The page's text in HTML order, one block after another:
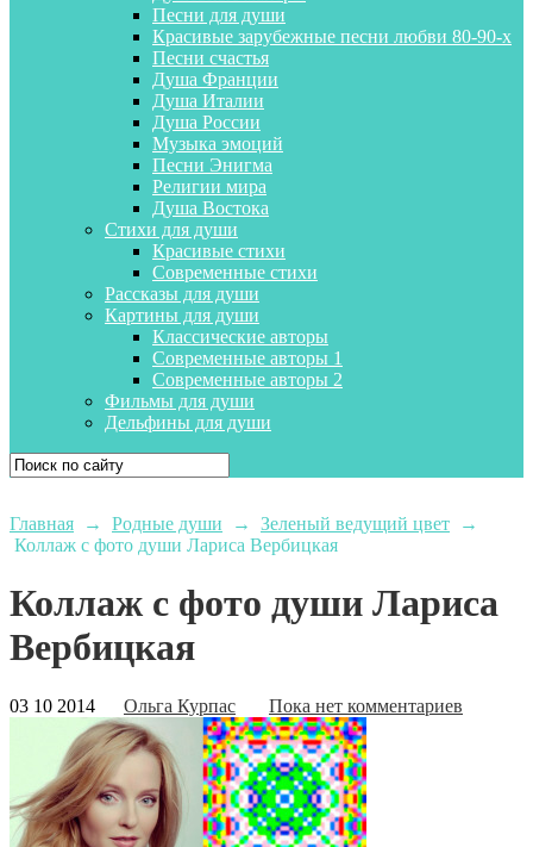
Песни для души
Красивые зарубежные песни любви 80-90-х
Песни счастья
Душа Франции
Душа Италии
Душа России
Музыка эмоций
Песни Энигма
Религии мира
Душа Востока
Стихи для души
Красивые стихи
Современные стихи
Рассказы для души
Картины для души
Классические авторы
Современные авторы 1
Современные авторы 2
Фильмы для души
Дельфины для души
Главная → Родные души → Зеленый ведущий цвет →
Коллаж с фото души Лариса Вербицкая
Коллаж с фото души Лариса
Вербицкая
03 10 2014 Ольга Курпас Пока нет комментариев